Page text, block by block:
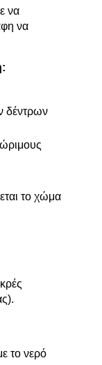
να
να
δέντρων
το χώμα
το νερό